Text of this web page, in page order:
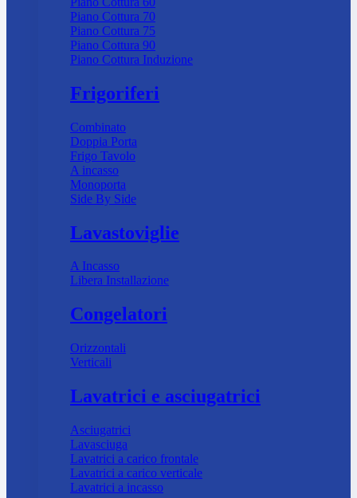
Piano Cottura 70
Piano Cottura 75
Piano Cottura 90
Piano Cottura Induzione
Frigoriferi
Combinato
Doppia Porta
Frigo Tavolo
A incasso
Monoporta
Side By Side
Lavastoviglie
A Incasso
Libera Installazione
Congelatori
Orizzontali
Verticali
Lavatrici e asciugatrici
Asciugatrici
Lavasciuga
Lavatrici a carico frontale
Lavatrici a carico verticale
Lavatrici a incasso